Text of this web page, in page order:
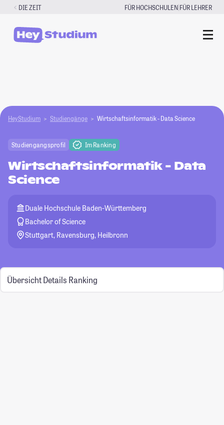
Zum
springen
DIE ZEIT FÜR HOCHSCHULEN|FÜR LEHRER
HeyStudium Studiengänge Wirtschaftsinformatik - Data Science
Studiengangsprofil Im Ranking
Wirtschaftsinformatik - Data
Science
Duale Hochschule Baden-Württemberg
Bachelor of Science
Stuttgart, Ravensburg, Heilbronn
Übersicht Details Ranking